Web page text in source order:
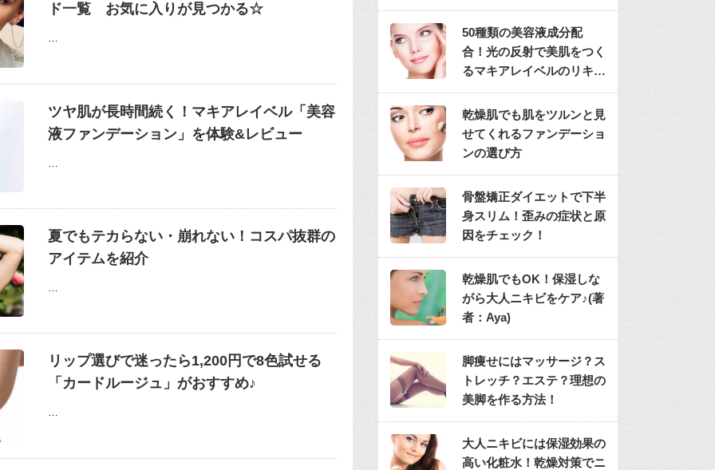
ド一覧 お気に入りが見つかる☆
…
ツヤ肌が長時間続く！マキアレイベル「美容
液ファンデーション」を体験&レビュー
夏でもテカらない・崩れない！コスパ抜群の
アイテムを紹介
リップ選びで迷ったら1,200円で8色試せる
「カードルージュ」がおすすめ♪
…
50種類の美容液成分配
合！光の反射で美肌をつく
るマキアレイベルのリキッ
ドファンデ
乾燥肌でも肌をツルンと見
せてくれるファンデーショ
ンの選び方
骨盤矯正ダイエットで下半
身スリム！歪みの症状と原
因をチェック！
乾燥肌でもOK！保湿しな
がら大人ニキビをケア♪(著
者：Aya)
脚痩せにはマッサージ？ス
トレッチ？エステ？理想の
美脚を作る方法！
大人ニキビには保湿効果の
高い化粧水！乾燥対策でニ